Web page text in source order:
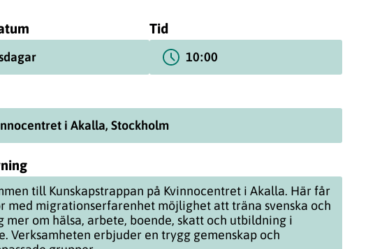
Tid
10:00
i Akalla, Stockholm
till Kunskapstrappan på Kvinnocentret i Akalla. Här får
med migrationserfarenhet möjlighet att träna svenska och
mer om hälsa, arbete, boende, skatt och utbildning i
Verksamheten erbjuder en trygg gemenskap och